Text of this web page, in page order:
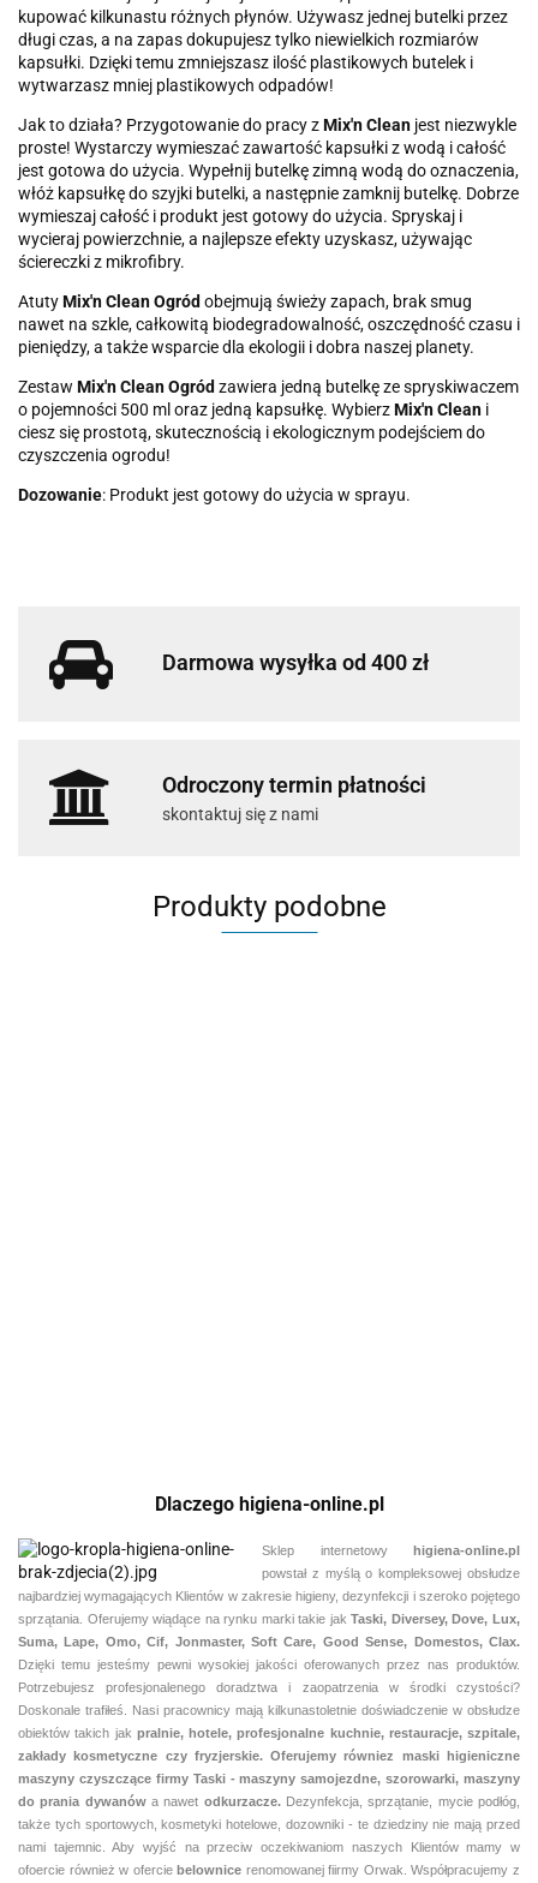
kupować kilkunastu różnych płynów. Używasz jednej butelki przez
długi czas, a na zapas dokupujesz tylko niewielkich rozmiarów
kapsułki. Dzięki temu zmniejszasz ilość plastikowych butelek i
wytwarzasz mniej plastikowych odpadów!
Jak to działa? Przygotowanie do pracy zMix'n Clean jest niezwykle
proste! Wystarczy wymieszać zawartość kapsułki z wodą i całość
jest gotowa do użycia. Wypełnij butelkę zimną wodą do oznaczenia,
włóż kapsułkę do szyjki butelki, a następnie zamknij butelkę. Dobrze
wymieszaj całość i produkt jest gotowy do użycia. Spryskaj i
wycieraj powierzchnie, a najlepsze efekty uzyskasz, używając
ściereczki z mikrofibry.
AtutyMix'n Clean Ogród obejmują świeży zapach, brak smug
nawet na szkle, całkowitą biodegradowalność, oszczędność czasu i
pieniędzy, a także wsparcie dla ekologii i dobra naszej planety.
Zestaw Mix'n Clean Ogród zawiera jedną butelkę ze spryskiwaczem
o pojemności 500 ml oraz jedną kapsułkę. WybierzMix'n Clean i
ciesz się prostotą, skutecznością i ekologicznym podejściem do
czyszczenia ogrodu!
Dozowanie: Produkt jest gotowy do użycia w sprayu.
Darmowa wysyłka od 400 zł
Odroczony termin płatności
skontaktuj się z nami
Produkty podobne
Dlaczego higiena-online.pl
Sklep internetowy higiena-online.pl
powstał z myślą o kompleksowej obsłudze
najbardziej wymagających Klientów w zakresie higieny, dezynfekcji i szeroko pojętego
sprzątania. Oferujemy wiądące na rynku marki takie jakTaski, Diversey, Dove, Lux,
Suma, Lape, Omo, Cif, Jonmaster, Soft Care, Good Sense, Domestos, Clax.
Dzięki temu jesteśmy pewni wysokiej jakości oferowanych przez nas produktów.
Potrzebujesz profesjonalenego doradztwa i zaopatrzenia w środki czystości?
Doskonale trafiłeś. Nasi pracownicy mają kilkunastoletnie doświadczenie w obsłudze
obiektów takich jak pralnie, hotele, profesjonalne kuchnie, restauracje, szpitale,
zakłady kosmetyczne czy fryzjerskie. Oferujemy równiez maski higieniczne
maszyny czyszczące firmy Taski - maszyny samojezdne, szorowarki, maszyny
do prania dywanów a nawet odkurzacze. Dezynfekcja, sprzątanie, mycie podłóg,
także tych sportowych, kosmetyki hotelowe, dozowniki - te dziedziny nie mają przed
nami tajemnic. Aby wyjść na przeciw oczekiwaniom naszych Klientów mamy w
ofoercie również w oferciebelownice renomowanej fiirmy Orwak. Współpracujemy z